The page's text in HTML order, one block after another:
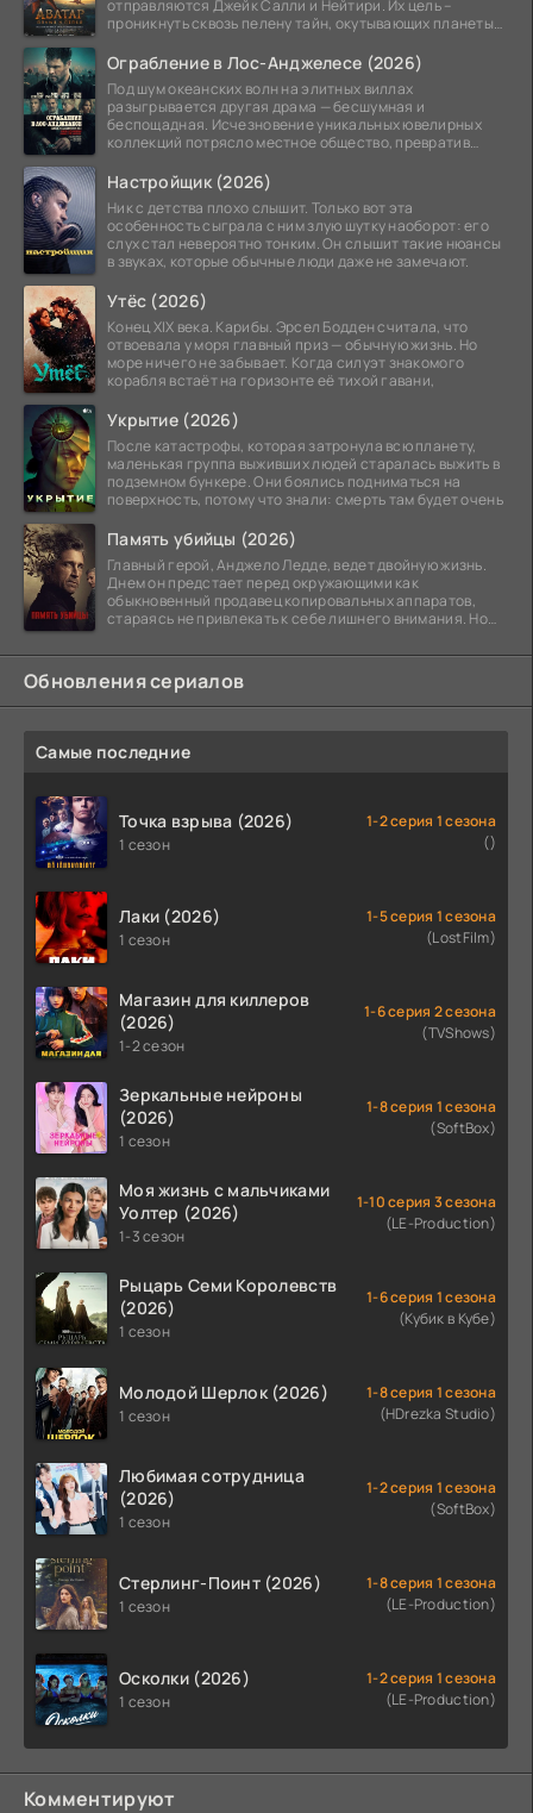
отправляются Джейк Салли и Нейтири. Их цель –
проникнуть сквозь пелену тайн, окутывающих планеты
Ограбление в Лос-Анджелесе (2026)
Под шум океанских волн на элитных виллах
разыгрывается другая драма — бесшумная и
беспощадная. Исчезновение уникальных ювелирных
коллекций потрясло местное общество, превратив
Настройщик (2026)
Ник с детства плохо слышит. Только вот эта
особенность сыграла с ним злую шутку наоборот: его
слух стал невероятно тонким. Он слышит такие нюансы
в звуках, которые обычные люди даже не замечают.
Утёс (2026)
Конец XIX века. Карибы. Эрсел Бодден считала, что
отвоевала у моря главный приз — обычную жизнь. Но
море ничего не забывает. Когда силуэт знакомого
корабля встаёт на горизонте её тихой гавани,
Укрытие (2026)
После катастрофы, которая затронула всю планету,
маленькая группа выживших людей старалась выжить в
подземном бункере. Они боялись подниматься на
поверхность, потому что знали: смерть там будет очень
Память убийцы (2026)
Главный герой, Анджело Ледде, ведет двойную жизнь.
Днем он предстает перед окружающими как
обыкновенный продавец копировальных аппаратов,
стараясь не привлекать к себе лишнего внимания. Но
Обновления сериалов
Самые последние
Точка взрыва (2026)
1 сезон
1-2 серия 1 сезона
()
Лаки (2026)
1 сезон
1-5 серия 1 сезона
(LostFilm)
Магазин для киллеров
(2026)
1-2 сезон
1-6 серия 2 сезона
(TVShows)
Зеркальные нейроны
(2026)
1 сезон
1-8 серия 1 сезона
(SoftBox)
Моя жизнь с мальчиками
Уолтер (2026)
1-3 сезон
1-10 серия 3 сезона
(LE-Production)
Рыцарь Семи Королевств
(2026)
1 сезон
1-6 серия 1 сезона
(Кубик в Кубе)
Молодой Шерлок (2026)
1 сезон
1-8 серия 1 сезона
(HDrezka Studio)
Любимая сотрудница
(2026)
1 сезон
1-2 серия 1 сезона
(SoftBox)
Стерлинг-Поинт (2026)
1 сезон
1-8 серия 1 сезона
(LE-Production)
Осколки (2026)
1 сезон
1-2 серия 1 сезона
(LE-Production)
Комментируют